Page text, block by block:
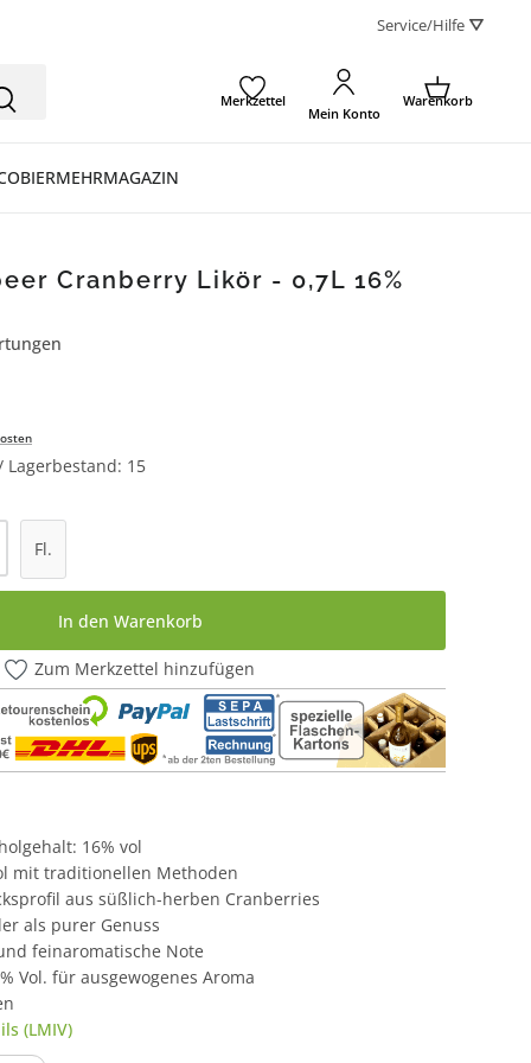
Service/Hilfe ⛛
Merkzettel
Mein Konto
Warenkorb
BIERMEHRMAGAZIN
Cranberry Likör - 0,7L 16%
15
Gib den gewünschten Wert ein oder
Fl.
In den Warenkorb
Zum Merkzettel hinzufügen
16% vol
mit traditionellen Methoden
aus süßlich-herben Cranberries
als purer Genuss
feinaromatische Note
Vol. für ausgewogenes Aroma
(LMIV)